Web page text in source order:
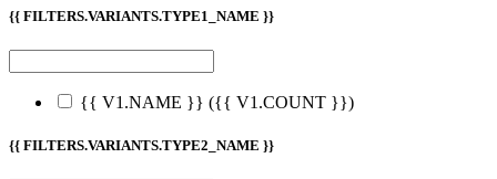
{{ FILTERS.VARIANTS.TYPE1_NAME }}
{{ V1.NAME }} ({{ V1.COUNT }})
{{ FILTERS.VARIANTS.TYPE2_NAME }}